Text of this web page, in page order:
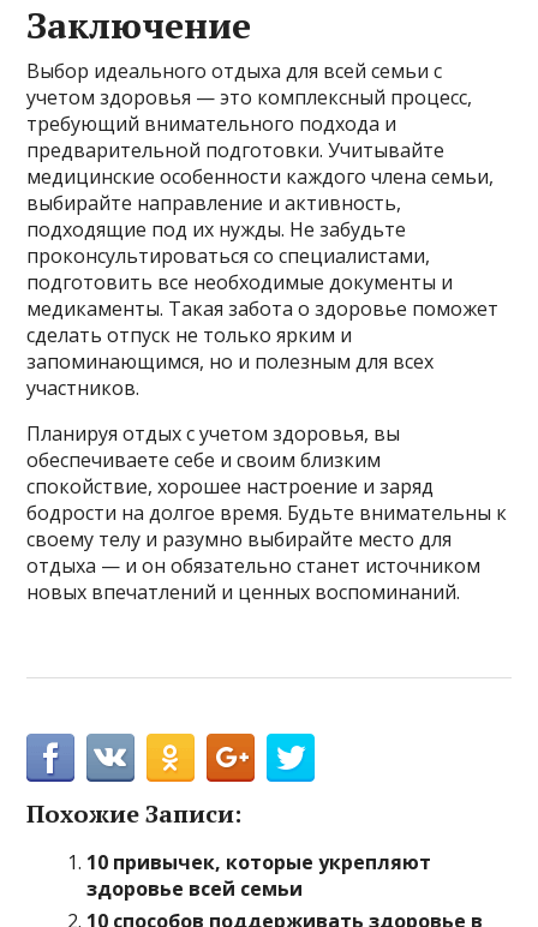
Заключение
Выбор идеального отдыха для всей семьи с
учетом здоровья — это комплексный процесс,
требующий внимательного подхода и
предварительной подготовки. Учитывайте
медицинские особенности каждого члена семьи,
выбирайте направление и активность,
подходящие под их нужды. Не забудьте
проконсультироваться со специалистами,
подготовить все необходимые документы и
медикаменты. Такая забота о здоровье поможет
сделать отпуск не только ярким и
запоминающимся, но и полезным для всех
участников.
Планируя отдых с учетом здоровья, вы
обеспечиваете себе и своим близким
спокойствие, хорошее настроение и заряд
бодрости на долгое время. Будьте внимательны к
своему телу и разумно выбирайте место для
отдыха — и он обязательно станет источником
новых впечатлений и ценных воспоминаний.
Похожие Записи:
10 привычек, которые укрепляют
здоровье всей семьи
10 способов поддерживать здоровье в